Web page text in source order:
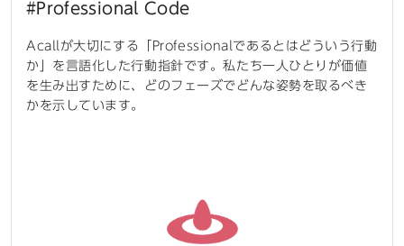
#Professional Code
Acallが大切にする「Professionalであるとはどういう行動
か」を言語化した行動指針です。私たち一人ひとりが価値
を生み出すために、どのフェーズでどんな姿勢を取るべき
かを示しています。